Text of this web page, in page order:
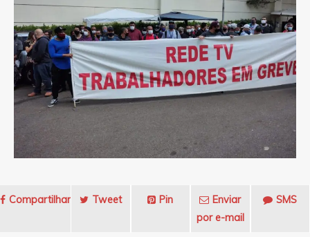
Compartilhar Tweet Pin
Enviar
por e-mail
SMS